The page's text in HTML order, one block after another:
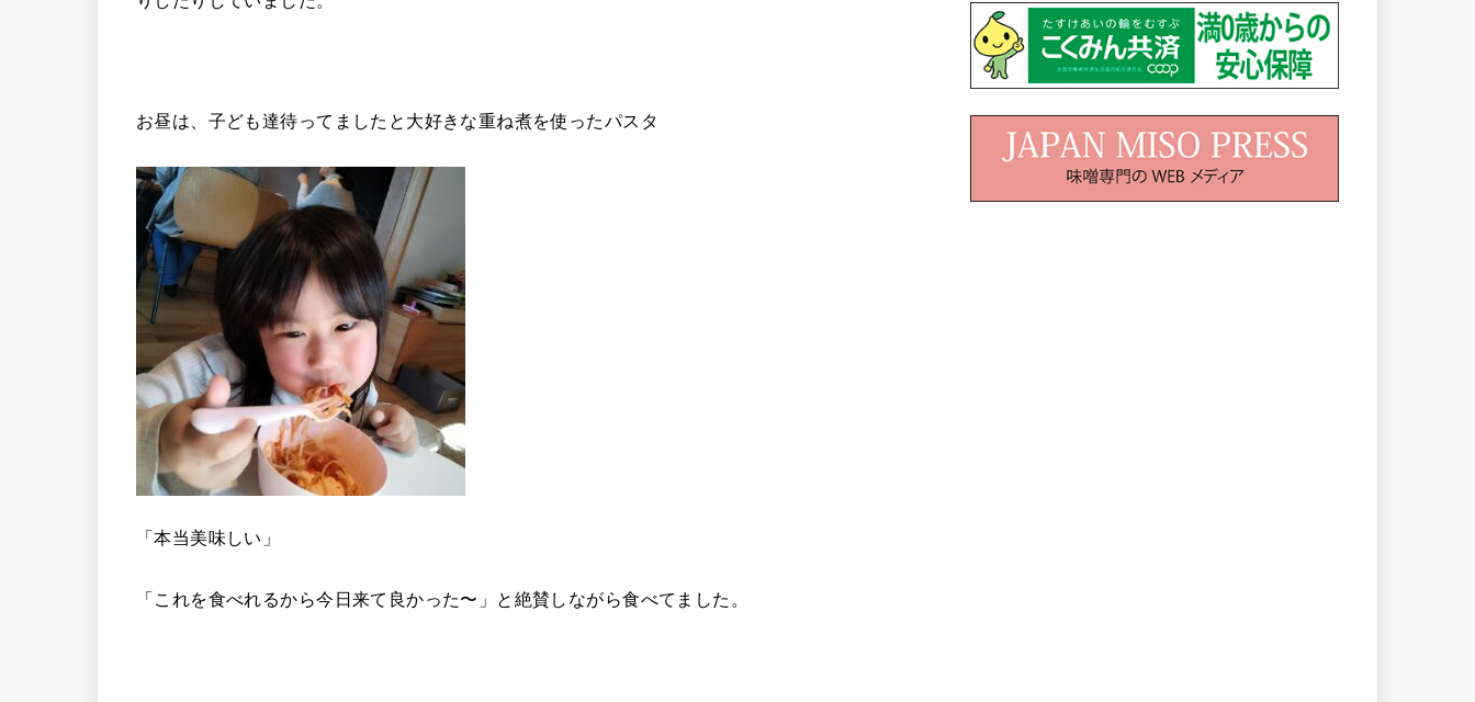
お昼は、子ども達待ってましたと大好きな重ね煮を使ったパスタ
「本当美味しい」
「これを食べれるから今日来て良かった〜」と絶賛しながら食べてました。